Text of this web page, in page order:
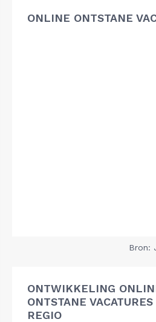
ONLINE ONTSTANE
Bron:
ONTWIKKELING
ONTSTANE
REGIO